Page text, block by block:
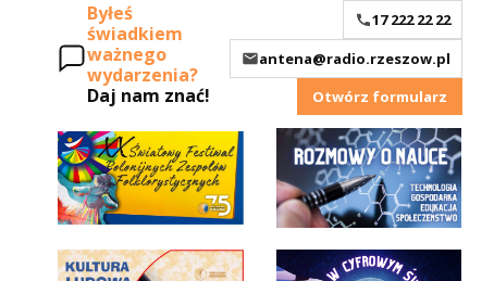
Byłeś
świadkiem
ważnego
wydarzenia?
Daj nam znać!
17 222 22 22
antena@radio.rzeszow.pl
Otwórz formularz